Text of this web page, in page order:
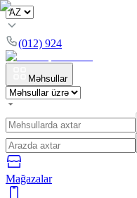
(012) 924
Məhsullar
Mağazalar